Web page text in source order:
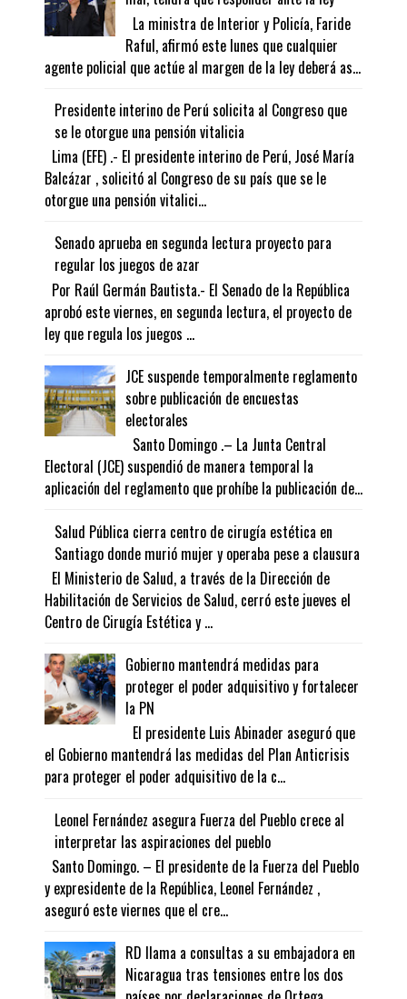
La ministra de Interior y Policía, Faride
Raful, afirmó este lunes que cualquier
agente policial que actúe al margen de la ley deberá as...
Presidente interino de Perú solicita al Congreso que
se le otorgue una pensión vitalicia
Lima (EFE) .- El presidente interino de Perú, José María
Balcázar , solicitó al Congreso de su país que se le
otorgue una pensión vitalici...
Senado aprueba en segunda lectura proyecto para
regular los juegos de azar
Por Raúl Germán Bautista.- El Senado de la República
aprobó este viernes, en segunda lectura, el proyecto de
ley que regula los juegos ...
JCE suspende temporalmente reglamento
sobre publicación de encuestas
electorales
Santo Domingo .– La Junta Central
Electoral (JCE) suspendió de manera temporal la
aplicación del reglamento que prohíbe la publicación de...
Salud Pública cierra centro de cirugía estética en
Santiago donde murió mujer y operaba pese a clausura
El Ministerio de Salud, a través de la Dirección de
Habilitación de Servicios de Salud, cerró este jueves el
Centro de Cirugía Estética y ...
Gobierno mantendrá medidas para
proteger el poder adquisitivo y fortalecer
la PN
El presidente Luis Abinader aseguró que
el Gobierno mantendrá las medidas del Plan Anticrisis
para proteger el poder adquisitivo de la c...
Leonel Fernández asegura Fuerza del Pueblo crece al
interpretar las aspiraciones del pueblo
Santo Domingo. – El presidente de la Fuerza del Pueblo
y expresidente de la República, Leonel Fernández ,
aseguró este viernes que el cre...
RD llama a consultas a su embajadora en
Nicaragua tras tensiones entre los dos